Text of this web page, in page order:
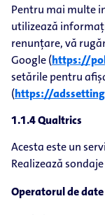
Pentru mai multe
utilizează
renunțare, vă
Google (https://
setările pentru
(https://
1.1.4 Qualtrics
Acesta este un
Realizează
Operatorul de date